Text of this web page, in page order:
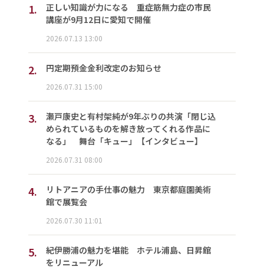
1.
正しい知識が力になる 重症筋無力症の市民
講座が9月12日に愛知で開催
2026.07.13 13:00
2. 円定期預金金利改定のお知らせ
2026.07.31 15:00
3.
瀬戸康史と有村架純が9年ぶりの共演「閉じ込
められているものを解き放ってくれる作品に
なる」 舞台「キュー」【インタビュー】
2026.07.31 08:00
4.
リトアニアの手仕事の魅力 東京都庭園美術
館で展覧会
2026.07.30 11:01
5.
紀伊勝浦の魅力を堪能 ホテル浦島、日昇館
をリニューアル